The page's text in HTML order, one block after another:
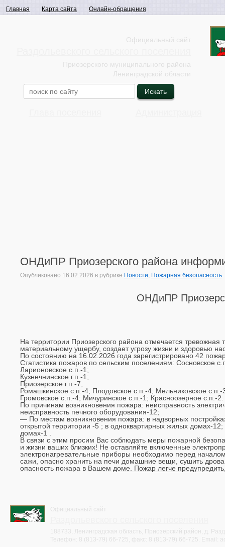
Главная Карта сайта Онлайн-обращения
Официальный сайт
Приозерского муниципального района
Ленинградской области
ОНДиПР Приозерского района
Опубликовано 16.02.2026 в рубрике Новости, Пожарная безопасность
ОНДиПР
На территории Приозерского района отмечается
материальному ущербу, создает угрозу жизни и здоровью
По состоянию на 16.02.2026 года зарегистрировано 42
Статистика пожаров по сельским поселениям: Сосновское
Ларионовское с.п.-1;
Кузнечнинское г.п.-1;
Приозерское г.п.-7;
Ромашкинское с.п.-4; Плодовское с.п.-4; Мельниковское
Громовское с.п.-4; Мичуринское с.п.-1; Красноозерное с.п.-2.
По причинам возникновения пожара: неисправность
неисправность печного оборудования-12;
— По местам возникновения пожара: в надворных
открытой территории -5 ; в одноквартирных жилых домах-
домах-1 .
В связи с этим просим Вас соблюдать меры пожарной
и жизни ваших близких! Не оставляйте включенные
электронагревательные приборы необходимо перед
сажи, опасно хранить на печи домашние вещи, сушить
опасность пожара в Вашем доме. Пожар легче
Официальный сайт
188733, Ленинградская область, Приозерский район, д.
Телефон:
8 (813-79) 66-725 , факс: 8 (813-79) 66-725 . Email: